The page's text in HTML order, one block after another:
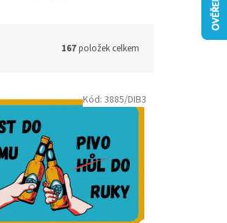
167položek celkem
Kód: 3885/DIB3